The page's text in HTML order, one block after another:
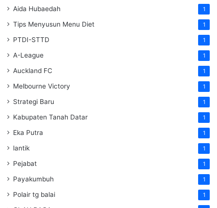
Aida Hubaedah 1
Tips Menyusun Menu Diet 1
PTDI-STTD 1
A-League 1
Auckland FC 1
Melbourne Victory 1
Strategi Baru 1
Kabupaten Tanah Datar 1
Eka Putra 1
lantik 1
Pejabat 1
Payakumbuh 1
Polair tg balai 1